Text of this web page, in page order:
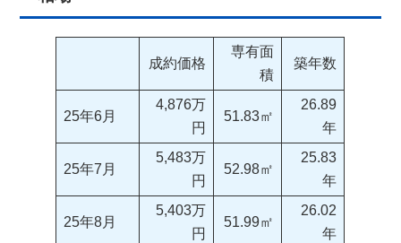
成約価格
専有面
積
築年数
25年6月
4,876万
円
51.83㎡
26.89
年
25年7月
5,483万
円
52.98㎡
25.83
年
25年8月
5,403万
円
51.99㎡
26.02
年